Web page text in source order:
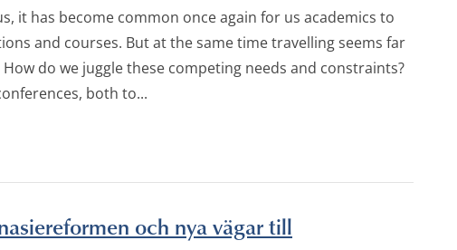
it has become common once again for us academics to
and courses. But at the same time travelling seems far
do we juggle these competing needs and constraints?
both to...
och nya vägar till